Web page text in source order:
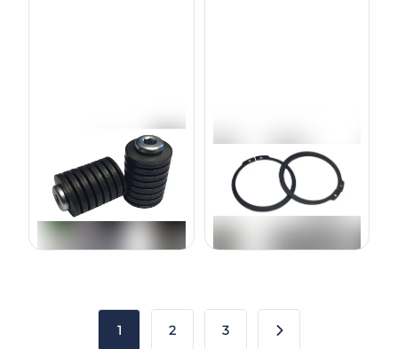
NASTAVOVACIA MATICA G /
5016284R , F066816
49,00€ bez DPH
60,27 s DPH
Zaisťovací krúžok SGA62
1017375 , 40M7327
2,50€ bez DPH
3,08
1 2 3